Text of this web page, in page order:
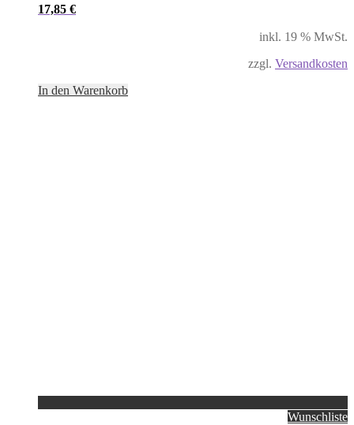
17,85 €
inkl. 19 % MwSt.
zzgl. Versandkosten
In den Warenkorb
Wunschliste